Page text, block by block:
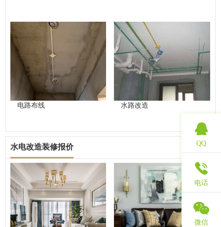
电路布线 水路改造
水电改造装修报价 查看更多
QQ
电话
微信